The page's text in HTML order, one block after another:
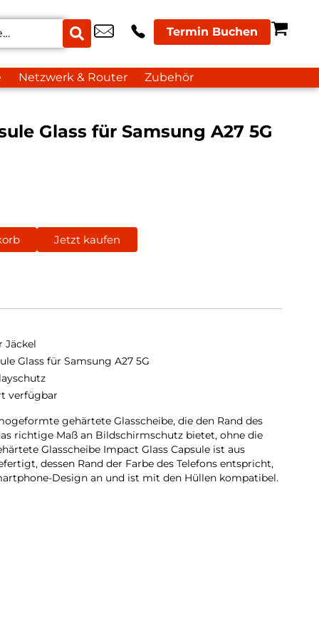
Termin Buchen
Netzwerk & Router Zubehör
Glass für Samsung A27 5G
Jetzt kaufen
Jäckel
Glass für Samsung A27 5G
verfügbar
gehärtete Glasscheibe, die den Rand des
richtige Maß an Bildschirmschutz bietet, ohne die
Glasscheibe Impact Glass Capsule ist aus
dessen Rand der Farbe des Telefons entspricht,
Design an und ist mit den Hüllen kompatibel.